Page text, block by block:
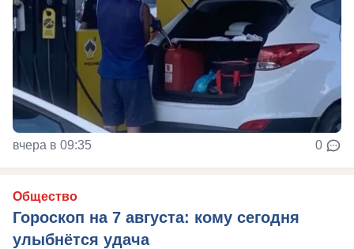
вчера в 09:35 0
Общество
Гороскоп на 7 августа: кому сегодня
улыбнётся удача